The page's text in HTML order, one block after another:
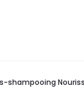
shampooing